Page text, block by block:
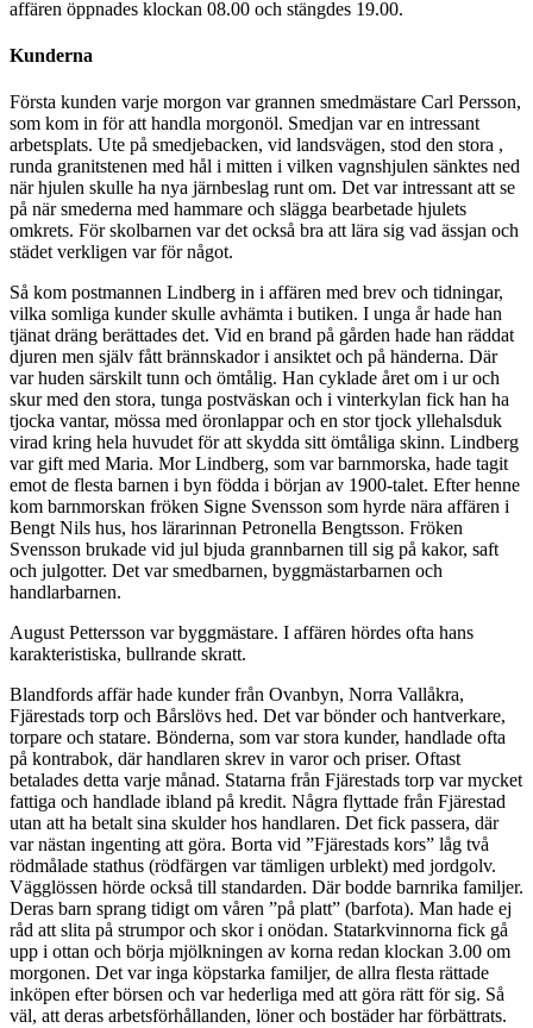
affären öppnades klockan 08.00 och stängdes 19.00.
Kunderna
Första kunden varje morgon var grannen smedmästare Carl Persson,
som kom in för att handla morgonöl. Smedjan var en intressant
arbetsplats. Ute på smedjebacken, vid landsvägen, stod den stora ,
runda granitstenen med hål i mitten i vilken vagnshjulen sänktes ned
när hjulen skulle ha nya järnbeslag runt om. Det var intressant att se
på när smederna med hammare och slägga bearbetade hjulets
omkrets. För skolbarnen var det också bra att lära sig vad ässjan och
städet verkligen var för något.
Så kom postmannen Lindberg in i affären med brev och tidningar,
vilka somliga kunder skulle avhämta i butiken. I unga år hade han
tjänat dräng berättades det. Vid en brand på gården hade han räddat
djuren men själv fått brännskador i ansiktet och på händerna. Där
var huden särskilt tunn och ömtålig. Han cyklade året om i ur och
skur med den stora, tunga postväskan och i vinterkylan fick han ha
tjocka vantar, mössa med öronlappar och en stor tjock yllehalsduk
virad kring hela huvudet för att skydda sitt ömtåliga skinn. Lindberg
var gift med Maria. Mor Lindberg, som var barnmorska, hade tagit
emot de flesta barnen i byn födda i början av 1900-talet. Efter henne
kom barnmorskan fröken Signe Svensson som hyrde nära affären i
Bengt Nils hus, hos lärarinnan Petronella Bengtsson. Fröken
Svensson brukade vid jul bjuda grannbarnen till sig på kakor, saft
och julgotter. Det var smedbarnen, byggmästarbarnen och
handlarbarnen.
August Pettersson var byggmästare. I affären hördes ofta hans
karakteristiska, bullrande skratt.
Blandfords affär hade kunder från Ovanbyn, Norra Vallåkra,
Fjärestads torp och Bårslövs hed. Det var bönder och hantverkare,
torpare och statare. Bönderna, som var stora kunder, handlade ofta
på kontrabok, där handlaren skrev in varor och priser. Oftast
betalades detta varje månad. Statarna från Fjärestads torp var mycket
fattiga och handlade ibland på kredit. Några flyttade från Fjärestad
utan att ha betalt sina skulder hos handlaren. Det fick passera, där
var nästan ingenting att göra. Borta vid ”Fjärestads kors” låg två
rödmålade stathus (rödfärgen var tämligen urblekt) med jordgolv.
Vägglössen hörde också till standarden. Där bodde barnrika familjer.
Deras barn sprang tidigt om våren ”på platt” (barfota). Man hade ej
råd att slita på strumpor och skor i onödan. Statarkvinnorna fick gå
upp i ottan och börja mjölkningen av korna redan klockan 3.00 om
morgonen. Det var inga köpstarka familjer, de allra flesta rättade
inköpen efter börsen och var hederliga med att göra rätt för sig. Så
väl, att deras arbetsförhållanden, löner och bostäder har förbättrats.